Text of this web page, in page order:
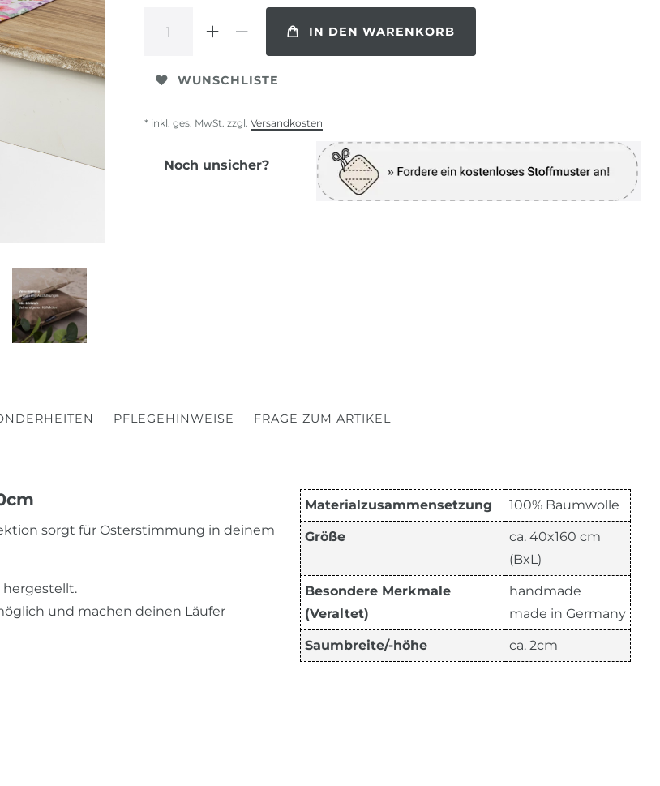
IN DEN WARENKORB
WUNSCHLISTE
* inkl. ges. MwSt. zzgl. Versandkosten
Noch unsicher?
PFLEGEHINWEISE FRAGE ZUM ARTIKEL
sorgt für Osterstimmung in deinem
hergestellt.
und machen deinen Läufer
Materialzusammensetzung 100% Baumwolle
Größe
ca. 40x160 cm
(BxL)
Besondere Merkmale
(Veraltet)
handmade
made in Germany
Saumbreite/-höhe ca. 2cm